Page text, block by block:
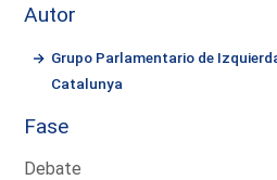
Autor
Grupo Parlamentario de
Catalunya
Fase
Debate